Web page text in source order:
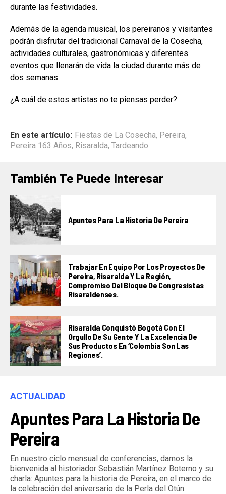
durante las festividades.
Además de la agenda musical, los pereiranos y visitantes
podrán disfrutar del tradicional Carnaval de la Cosecha,
actividades culturales, gastronómicas y diferentes
eventos que llenarán de vida la ciudad durante más de
dos semanas.
¿A cuál de estos artistas no te piensas perder?
En este artículo: Fiestas de La Cosecha, Pereira,
Pereira 163 Años, Risaralda, Tardeando
También Te Puede Interesar
Apuntes Para La Historia De Pereira
Trabajar En Equipo Por Los Proyectos De
Pereira, Risaralda Y La Región,
Compromiso Del Bloque De Congresistas
Risaraldenses.
Risaralda Conquistó Bogotá Con El
Orgullo De Su Gente Y La Excelencia De
Sus Productos En ‘Colombia Son Las
Regiones’.
ACTUALIDAD
Apuntes Para La Historia De
Pereira
En nuestro ciclo mensual de conferencias, damos la
bienvenida al historiador Sebastián Martínez Boterno y su
charla: Apuntes para la historia de Pereira, en el marco de
la celebración del aniversario de la Perla del Otún.